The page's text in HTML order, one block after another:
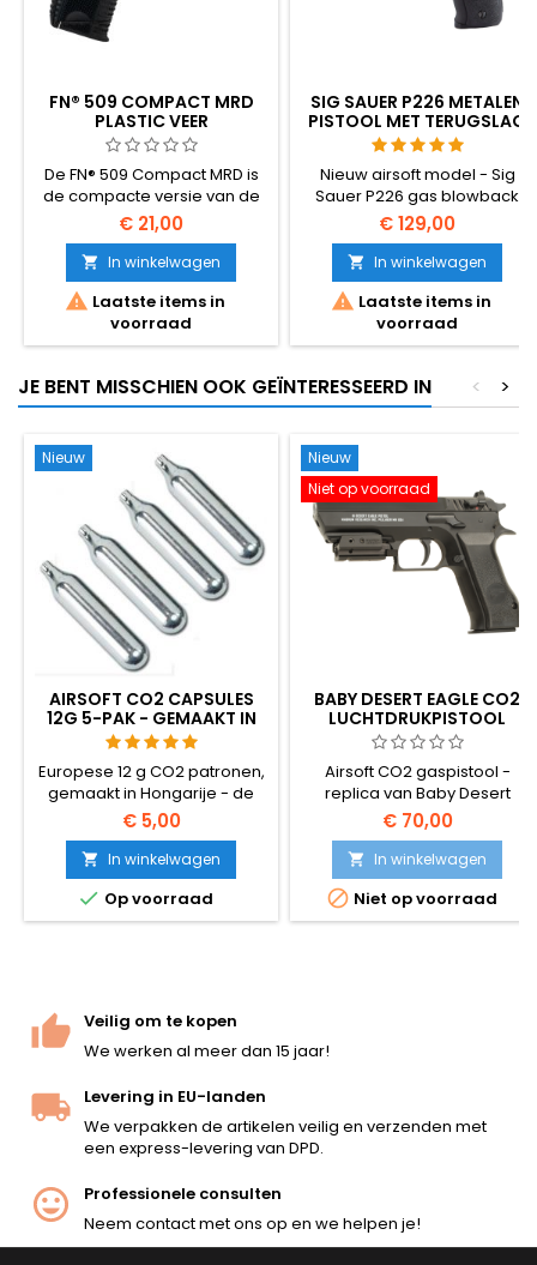
FN® 509 COMPACT MRD
PLASTIC VEER
LUCHTSOFTPISTOOL
De FN® 509 Compact MRD is
de compacte versie van de
FN 509. Deze veer-
aangedreven FN 509 wordt
geleverd met volledig
gelicenseerde FN Herstal
markeringen!
€ 21,00
 In winkelwagen
 Laatste items in
voorraad
SIG SAUER P226 METALEN
PISTOOL MET TERUGSLAG
(GBB)
Nieuw airsoft model - Sig
Sauer P226 gas blowback
(GBB) met bewegende
schuif!
€ 129,00
 In winkelwagen
 Laatste items in
voorraad
JE BENT MISSCHIEN OOK GEÏNTERESSEERD IN >
<
Nieuw
AIRSOFT CO2 CAPSULES
12G 5-PAK - GEMAAKT IN
HONGARIJE, EU, PREMIUM
KWALITEIT
Europese 12 g CO2 patronen,
gemaakt in Hongarije - de
beste op de airsoftmarkt.
Meer schoten per patroon
dan goedkope Chinese
import, consistente druk,
geen lekken. Set van 5, past
op elk CO2 airsoft pistool en
€ 5,00
 In winkelwagen
 Op voorraad
Nieuw
Niet op voorraad
BABY DESERT EAGLE CO2
LUCHTDRUKPISTOOL
Airsoft CO2 gaspistool -
replica van Baby Desert
Eagle met originele logo's en
markeringen.
€ 70,00
 In winkelwagen
 Niet op voorraad
Veilig om te kopen
We werken al meer dan 15 jaar!
Levering in EU-landen
We verpakken de artikelen veilig en verzenden met
een express-levering van DPD.
Professionele consulten
Neem contact met ons op en we helpen je!